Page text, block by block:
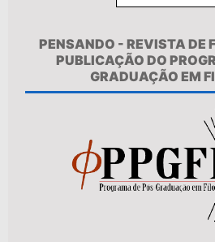
PENSANDO - REVISTA DE
PUBLICAÇÃO DO
GRADUAÇÃO EM